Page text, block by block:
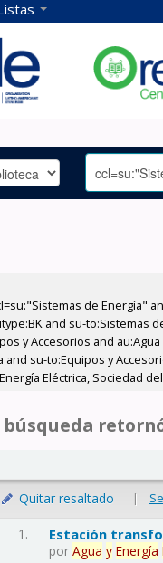
de Energía"
and su-to:Sistemas
y Accesorios and
su-to:Equipos y
Eléctrica, Sociedad
búsqueda
Quitar resaltado |
1. Estación
porAgua y Energía